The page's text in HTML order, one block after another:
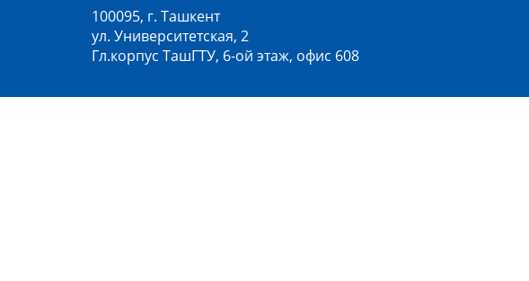
100095, г. Ташкент
ул. Университетская, 2
Гл.корпус ТашГТУ, 6-ой этаж, офис 608